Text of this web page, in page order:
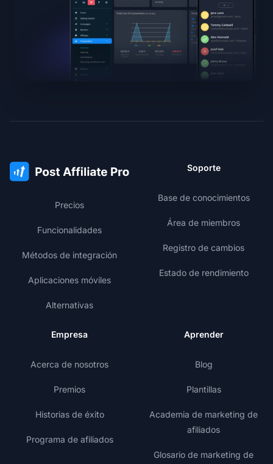
Precios
Funcionalidades
Métodos de integración
Aplicaciones móviles
Alternativas
Soporte
Base de conocimientos
Área de miembros
Registro de cambios
Estado de rendimiento
Empresa
Acerca de nosotros
Premios
Historias de éxito
Programa de afiliados
Aprender
Blog
Plantillas
Academia de marketing de
afiliados
Glosario de marketing de